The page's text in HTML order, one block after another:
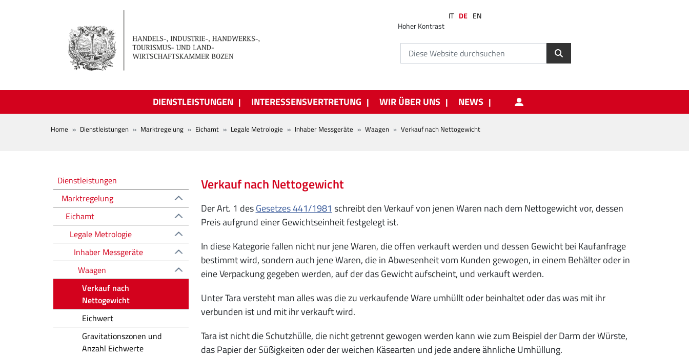
Hoher Kontrast
IT DE EN
DIENSTLEISTUNGEN INTERESSENSVERTRETUNG WIR ÜBER UNS NEWS
BREADCRUMB
Home Dienstleistungen Marktregelung Eichamt Legale Metrologie Inhaber Messgeräte Waagen Verkauf nach Nettogewicht
Verkauf nach Nettogewicht
Der Art. 1 desGesetzes 441/1981 schreibt den Verkauf von jenen Waren nach dem Nettogewicht vor, dessen
Preis aufgrund einer Gewichtseinheit festgelegt ist.
In diese Kategorie fallen nicht nur jene Waren, die offen verkauft werden und dessen Gewicht bei Kaufanfrage
bestimmt wird, sondern auch jene Waren, die in Abwesenheit vom Kunden gewogen, in einem Behälter oder in
eine Verpackung gegeben werden, auf der das Gewicht aufscheint, und verkauft werden.
Unter Tara versteht man alles was die zu verkaufende Ware umhüllt oder beinhaltet oder das was mit ihr
verbunden ist und mit ihr verkauft wird.
Tara ist nicht die Schutzhülle, die nicht getrennt gewogen werden kann wie zum Beispiel der Darm der Würste,
das Papier der Süßigkeiten oder der weichen Käsearten und jede andere ähnliche Umhüllung.
Regolazione del mercato
Dienstleistungen
Marktregelung
Eichamt
Legale Metrologie
Inhaber Messgeräte
Waagen
Verkauf nach
Nettogewicht
Eichwert
Gravitationszonen und
Anzahl Eichwerte